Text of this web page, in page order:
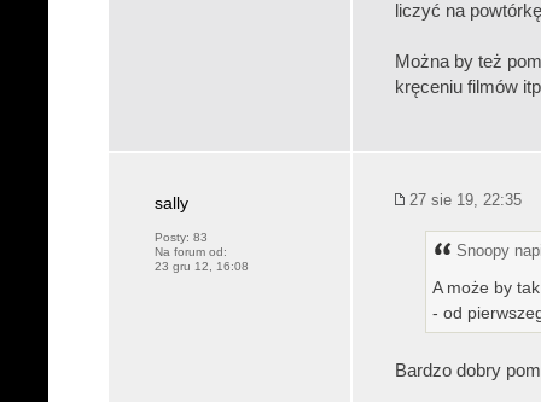
liczyć na
Można by też
kręceniu filmów
sally
Posty: 83
Na forum od:
23 gru 12, 16:08
27 sie 19, 22:35
Snoopy
A może by
- od
Bardzo dobry